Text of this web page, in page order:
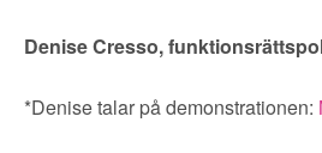
Denise Cresso,
*Denise talar på demonstrationen: